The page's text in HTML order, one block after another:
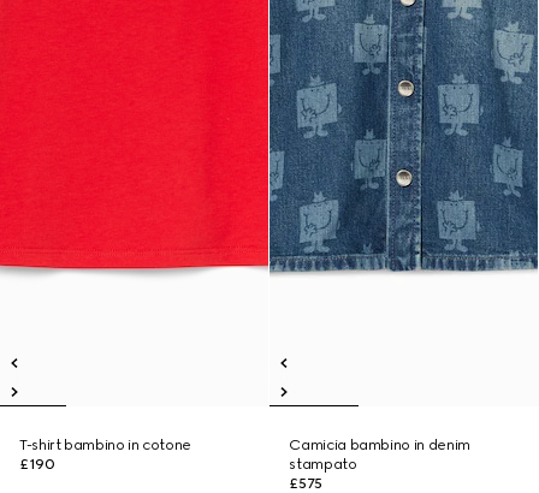
T-shirt bambino in cotone
£190
Camicia bambino in denim
stampato
£575